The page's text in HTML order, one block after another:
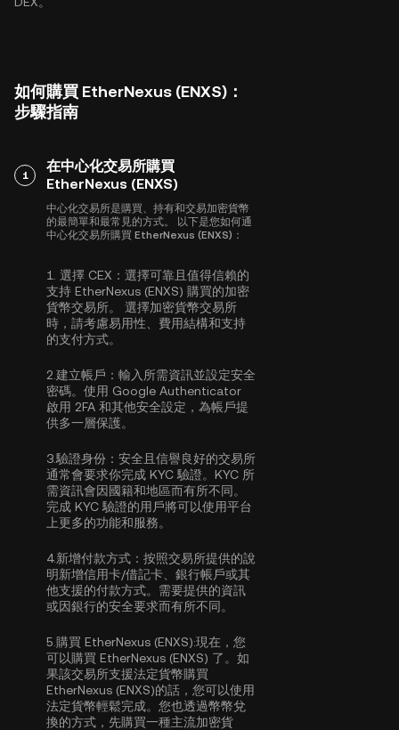
如何購買 EtherNexus (ENXS)：
步驟指南
1
在中心化交易所購買
EtherNexus (ENXS)
中心化交易所是購買、持有和交易加密貨幣
的最簡單和最常見的方式。 以下是您如何通
中心化交易所購買 EtherNexus (ENXS)：
1. 選擇 CEX： 選擇可靠且值得信賴的
支持 EtherNexus (ENXS) 購買的加密
貨幣交易所。 選擇加密貨幣交易所
時，請考慮易用性、費用結構和支持
的支付方式。
2. 建立帳戶： 輸入所需資訊並設定安全
密碼。使用 Google Authenticator
啟用 2FA 和其他安全設定，為帳戶提
供多一層保護。
3.驗證身份： 安全且信譽良好的交易所
通常會要求你完成 KYC 驗證。KYC 所
需資訊會因國籍和地區而有所不同。
完成 KYC 驗證的用戶將可以使用平台
上更多的功能和服務。
4.新增付款方式： 按照交易所提供的說
明新增信用卡/借記卡、銀行帳戶或其
他支援的付款方式。需要提供的資訊
或因銀行的安全要求而有所不同。
5. 購買 EtherNexus (ENXS):現在，您
可以購買 EtherNexus (ENXS) 了。如
果該交易所支援法定貨幣購買
EtherNexus (ENXS)的話，您可以使用
法定貨幣輕鬆完成。您也透過幣幣兌
換的方式，先購買一種主流加密貨